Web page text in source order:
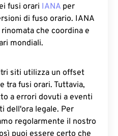
fusi orari IANA per
di fuso orario. IANA
che coordina e
mondiali.
siti utilizza un offset
tra fusi orari. Tuttavia,
a errori dovuti a eventi
dell'ora legale. Per
regolarmente il nostro
puoi essere certo che